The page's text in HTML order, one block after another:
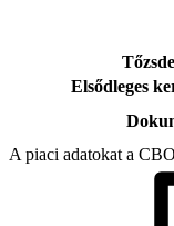
Elsődleges
A piaci adatokat a